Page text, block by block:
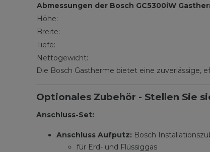
Abmessungen der Bosch GC5300iW
Höhe:
Breite:
Tiefe:
Nettogewicht:
Die Bosch Gastherme bietet eine zuverlässige,
Optionales Zubehör - Stellen Sie
Anschluss-Set:
Anschluss Aufputz: Bosch
für Erd- und Flüssiggas